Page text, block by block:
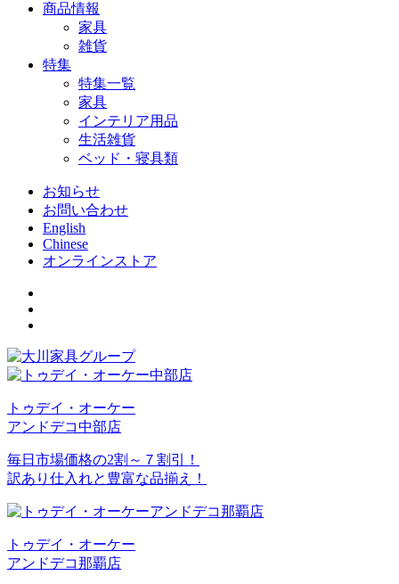
商品情報
家具
雑貨
特集
特集一覧
家具
インテリア用品
生活雑貨
ベッド・寝具類
お知らせ
お問い合わせ
English
Chinese
オンラインストア
トゥデイ・オーケー
アンドデコ中部店
毎日市場価格の2割～７割引！
訳あり仕入れと豊富な品揃え！
トゥデイ・オーケー
アンドデコ那覇店